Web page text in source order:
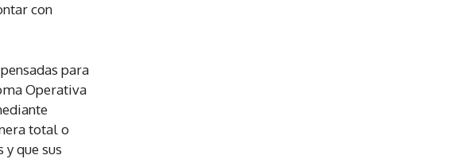
con
para
Operativa
total o
que sus